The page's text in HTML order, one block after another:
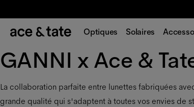
Optiques Solaires
GANNI x Ace &
La collaboration parfaite entre lunettes fabriquées
grande qualité qui s'adaptent à toutes vos envies de